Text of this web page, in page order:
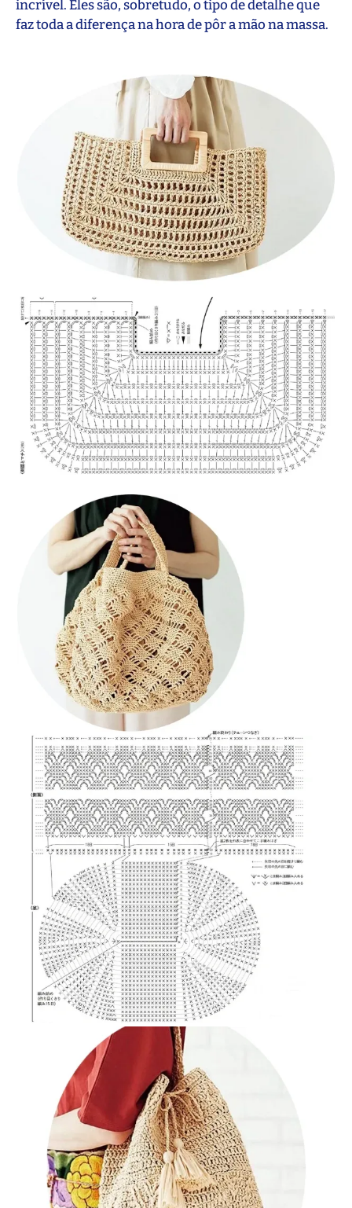
incrível. Eles são, sobretudo, o tipo de detalhe que
faz toda a diferença na hora de pôr a mão na massa.